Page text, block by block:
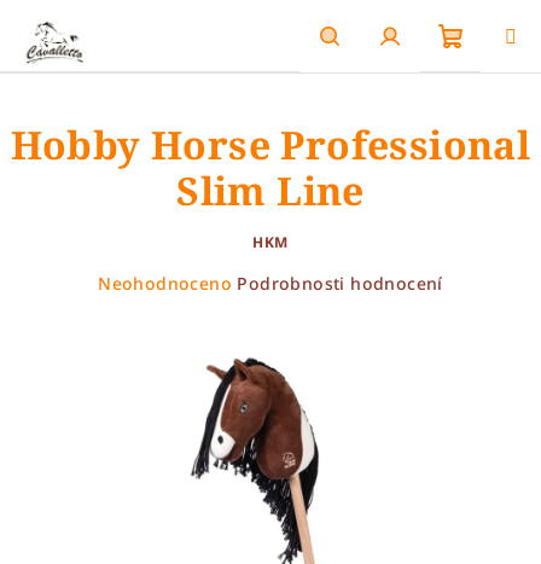
obsah
HledatPřihlášení
košík
Hobby Horse Professional
Slim Line
HKM
Průměrné
Neohodnoceno Podrobnosti hodnocení